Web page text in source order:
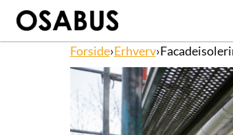
Forside›Erhverv›